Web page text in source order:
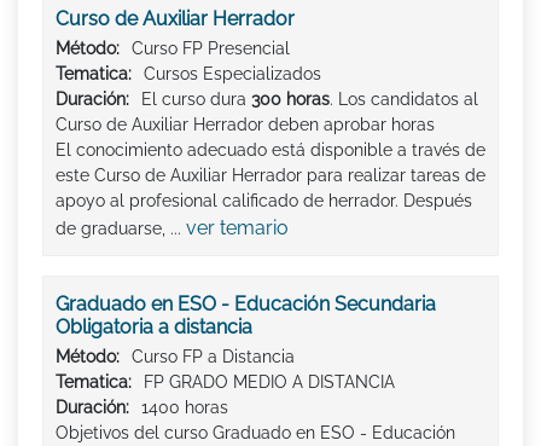
Curso de Auxiliar Herrador
Método:
Curso FP Presencial
Tematica:
Cursos Especializados
Duración:
El curso dura 300 horas. Los candidatos al
Curso de Auxiliar Herrador deben aprobar horas
El conocimiento adecuado está disponible a través de
este Curso de Auxiliar Herrador para realizar tareas de
apoyo al profesional calificado de herrador. Después
de graduarse, ... ver temario
Graduado en ESO - Educación Secundaria
Obligatoria a distancia
Método:
Curso FP a Distancia
Tematica:
FP GRADO MEDIO A DISTANCIA
Duración:
1400 horas
Objetivos del curso Graduado en ESO - Educación